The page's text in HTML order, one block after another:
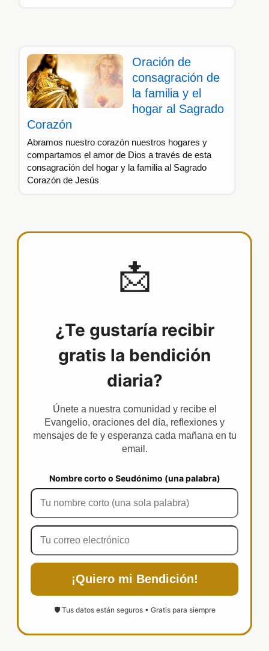
Oración de
consagración de
la familia y el
hogar al Sagrado
Corazón
Abramos nuestro corazón nuestros hogares y
compartamos el amor de Dios a través de esta
consagración del hogar y la familia al Sagrado
Corazón de Jesús
📩
¿Te gustaría recibir
gratis la bendición
diaria?
Únete a nuestra comunidad y recibe el
Evangelio, oraciones del día, reflexiones y
mensajes de fe y esperanza cada mañana en tu
email.
Nombre corto o Seudónimo (una palabra)
¡Quiero mi Bendición!
🛡️ Tus datos están seguros • Gratis para siempre